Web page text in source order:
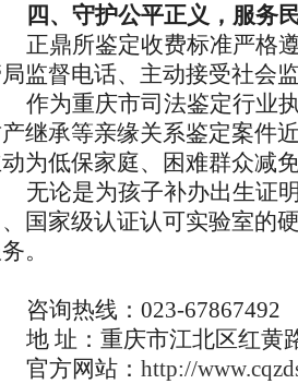
四、 守护公平正义 ，服务
正鼎所鉴定收费标准严格
监督电话、主动接受社会监
作为重庆市司法鉴定行业
继承等亲缘关系鉴定案件
为低保家庭、困难群众减
无论是为孩子补办出生证
国家级认证认可实验室的
。
咨询热线： 023-67867492
地 址：重庆市江北区红黄
官方网站 ： http://